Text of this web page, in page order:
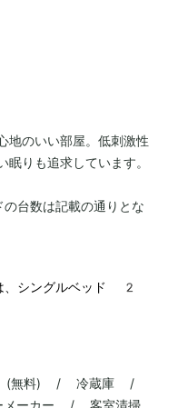
地のいい部屋。低刺激性
りも追求しています。
台数は記載の通りとな
シングルベッド 2
(無料) / 冷蔵庫 /
ーカー / 客室清掃